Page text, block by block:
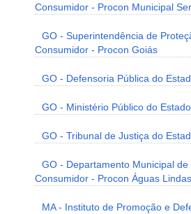
Consumidor - Procon Municipal
GO - Superintendência de
Consumidor - Procon Goiás
GO - Defensoria Pública do
GO - Ministério Público do
GO - Tribunal de Justiça do
GO - Departamento Municipal
Consumidor - Procon Águas
MA - Instituto de Promoção e